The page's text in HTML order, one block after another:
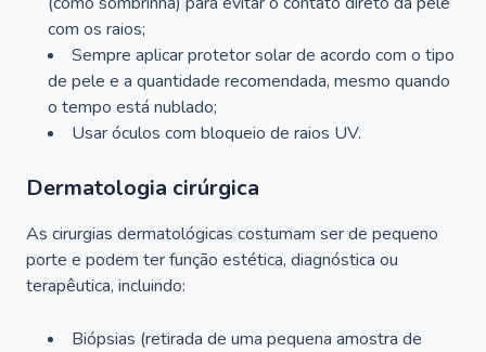
com os raios;
Sempre aplicar protetor solar de acordo com o tipo
de pele e a quantidade recomendada, mesmo quando
o tempo está nublado;
Usar óculos com bloqueio de raios UV.
Dermatologia cirúrgica
As cirurgias dermatológicas costumam ser de pequeno
porte e podem ter função estética, diagnóstica ou
terapêutica, incluindo:
Biópsias (retirada de uma pequena amostra de